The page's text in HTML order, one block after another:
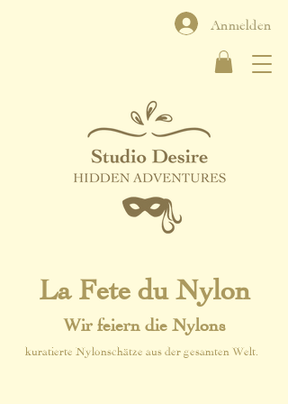
Anmelden
La Fete du Nylon
Wir feiern die Nylons
kuratierte Nylonschätze aus der gesamten Welt.